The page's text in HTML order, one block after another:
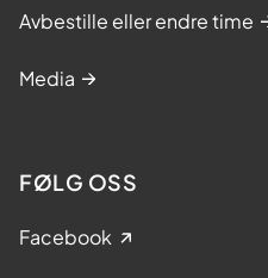
Avbestille eller endre time
Media
FØLG OSS
Facebook